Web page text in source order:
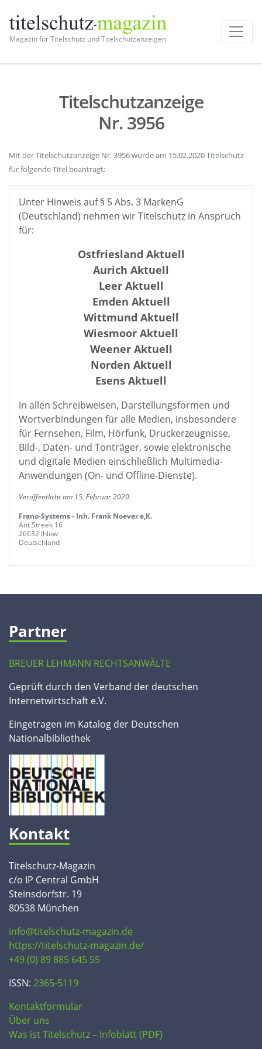
Magazin für Titelschutz und Titelschutzanzeigen
Titelschutzanzeige
Nr. 3956
Mit der Titelschutzanzeige Nr. 3956 wurde am 15.02.2020 Titelschutz
für folgende Titel beantragt:
Unter Hinweis auf § 5 Abs. 3 MarkenG
(Deutschland) nehmen wir Titelschutz in Anspruch
für:
Ostfriesland Aktuell
Aurich Aktuell
Leer Aktuell
Emden Aktuell
Wittmund Aktuell
Wiesmoor Aktuell
Weener Aktuell
Norden Aktuell
Esens Aktuell
in allen Schreibweisen, Darstellungsformen und
Wortverbindungen für alle Medien, insbesondere
für Fernsehen, Film, Hörfunk, Druckerzeugnisse,
Bild-, Daten- und Tonträger, sowie elektronische
und digitale Medien einschließlich Multimedia-
Anwendungen (On- und Offline-Dienste).
Veröffentlicht am 15. Februar 2020
Frano-Systems - Inh. Frank Noever e,K.
Ant Streek 16
26632 Ihlow
Deutschland
Partner
BREUER LEHMANN RECHTSANWÄLTE
Geprüft durch den Verband der deutschen
Internetwirtschaft e.V.
Eingetragen im Katalog der Deutschen
Nationalbibliothek
Kontakt
Titelschutz-Magazin
c/o IP Central GmbH
Steinsdorfstr. 19
80538 München
info@titelschutz-magazin.de
https://titelschutz-magazin.de/
+49 (0) 89 885 645 55
ISSN: 2365-5119
Kontaktformular
Über uns
Was ist Titelschutz – Infoblatt (PDF)